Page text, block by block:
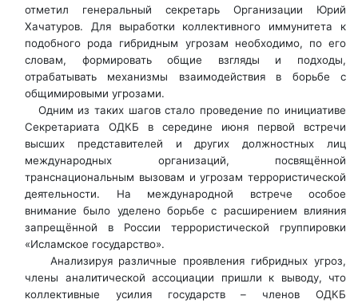
отметил генеральный секретарь Организации Юрий
Хачатуров. Для выработки коллективного иммунитета к
подобного рода гибридным угрозам необходимо, по его
словам, формировать общие взгляды и подходы,
отрабатывать механизмы взаимодействия в борьбе с
общимировыми угрозами.
Одним из таких шагов стало проведение по инициативе
Секретариата ОДКБ в середине июня первой встречи
высших представителей и других должностных лиц
международных организаций, посвящённой
транснациональным вызовам и угрозам террористической
деятельности. На международной встрече особое
внимание было уделено борьбе с расширением влияния
запрещённой в России террористической группировки
«Исламское государство».
Анализируя различные проявления гибридных угроз,
члены аналитической ассоциации пришли к выводу, что
коллективные усилия государств – членов ОДКБ